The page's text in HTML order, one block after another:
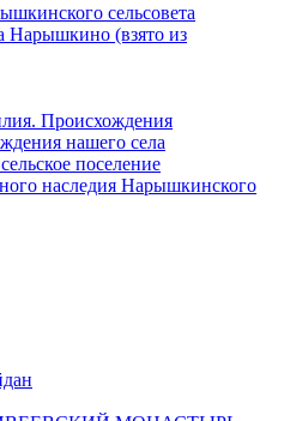
сельсовета
Нарышкино (взято из
Происхождения
нашего села
поселение
наследия Нарышкинского